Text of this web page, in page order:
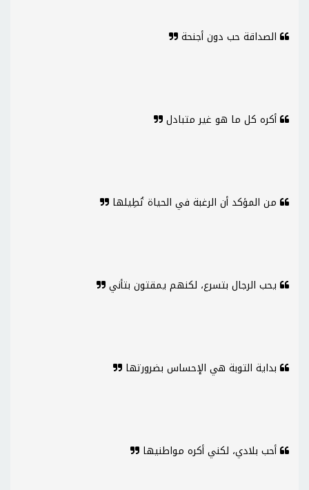
الصداقة حب دون أجنحة
أكره كل ما هو غير متبادل
من المؤكد أن الرغبة في الحياة تُطِيلها
يحب الرجال بتسرع، لكنهم يمقتون بتأني
بداية التوبة هي الإحساس بضرورتها
أحب بلادي، لكني أكره مواطنيها